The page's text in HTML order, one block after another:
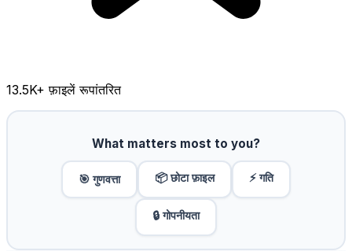
13.5K+ फ़ाइलें रूपांतरित
What matters most to you?
🎯 गुणवत्ता 📦 छोटा फ़ाइल ⚡ गति
🔒 गोपनीयता